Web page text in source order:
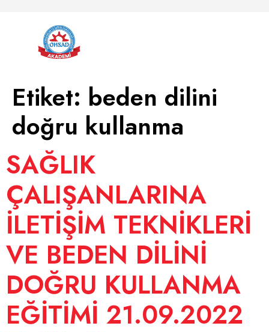
Etiket: beden dilini
doğru kullanma
SAĞLIK
ÇALIŞANLARINA
İLETİŞİM TEKNİKLERİ
VE BEDEN DİLİNİ
DOĞRU KULLANMA
EĞİTİMİ 21.09.2022